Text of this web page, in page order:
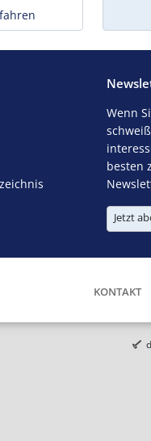
Wenn
besten
Jetzt
KONTAKT